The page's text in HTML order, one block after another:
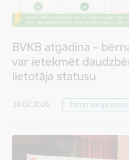
BVKB atgādina –
var ietekmēt
lietotāja statusu
28.07.2026. Informācija